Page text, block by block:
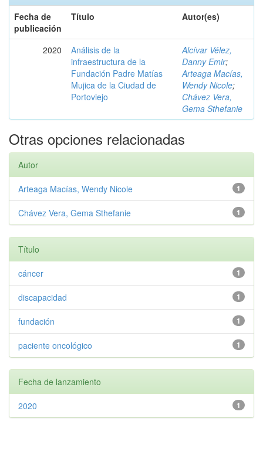
Fecha de
publicación
Título Autor(es)
2020
Análisis de la
infraestructura de la
Fundación Padre Matías
Mujica de la Ciudad de
Portoviejo
Alcívar Vélez,
Danny Emir;
Arteaga Macías,
Wendy Nicole;
Chávez Vera,
Gema Sthefanie
Otras opciones relacionadas
Autor
1
Arteaga Macías, Wendy Nicole
1
Chávez Vera, Gema Sthefanie
Título
1
cáncer
1
discapacidad
1
fundación
1
paciente oncológico
Fecha de lanzamiento
1
2020